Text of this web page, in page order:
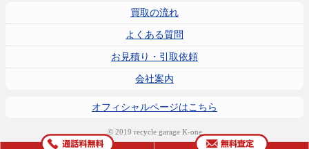
買取の流れ
よくある質問
お見積り・引取依頼
会社案内
オフィシャルページはこちら
© 2019 recycle garage K-one